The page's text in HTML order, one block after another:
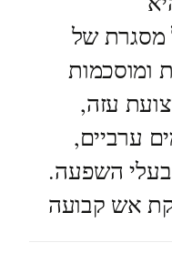
מסגרת של
ומוסכמות
עזה,
ערביים,
בעלי השפעה.
אש קבועה